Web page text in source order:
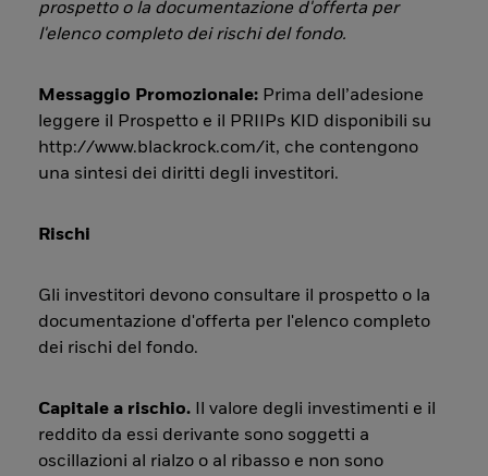
prospetto o la documentazione d'offerta per
l'elenco completo dei rischi del fondo.
Messaggio Promozionale: Prima dell’adesione
leggere il Prospetto e il PRIIPs KID disponibili su
http://www.blackrock.com/it, che contengono
una sintesi dei diritti degli investitori.
Rischi
Gli investitori devono consultare il prospetto o la
documentazione d'offerta per l'elenco completo
dei rischi del fondo.
Capitale a rischio. Il valore degli investimenti e il
reddito da essi derivante sono soggetti a
oscillazioni al rialzo o al ribasso e non sono